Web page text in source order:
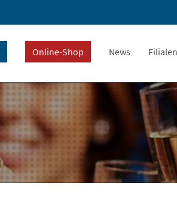
Online-Shop News Filialen